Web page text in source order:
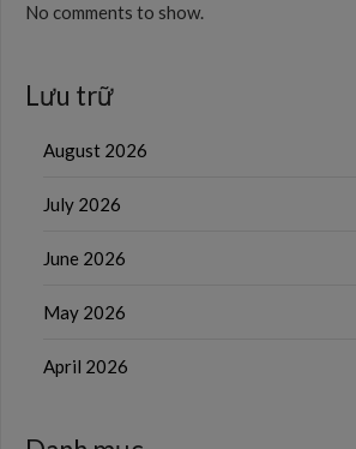
No comments to show.
Lưu trữ
August 2026
July 2026
June 2026
May 2026
April 2026